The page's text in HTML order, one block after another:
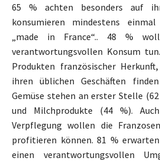
65 % achten besonders auf
konsumieren mindestens
„made in France“.. 48 %
verantwortungsvollen Konsum
Produkten französischer
ihren üblichen Geschäften
Gemüse stehen an erster Stelle
und Milchprodukte (44 %).
Verpflegung wollen die
profitieren können. 81 %
einen verantwortungsvollen